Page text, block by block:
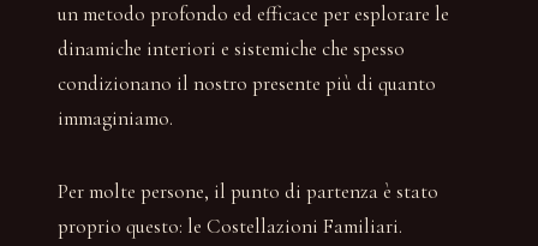
un metodo profondo ed efficace per esplorare le
dinamiche interiori e sistemiche che spesso
condizionano il nostro presente più di quanto
immaginiamo.
Per molte persone, il punto di partenza è stato
proprio questo: le Costellazioni Familiari.